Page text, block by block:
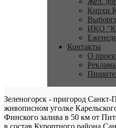
Кирхи
ИКО
Контакты
О
Зеленогорск - пригород
живописном уголке
Финского залива в 50 км от
в состав Курортного района